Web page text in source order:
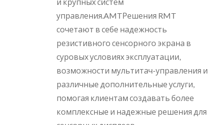
управления.AMTРешения RMT
сочетают в себе надежность
резистивного сенсорного экрана в
суровых условиях эксплуатации,
возможности мультитач-управления и
различные дополнительные услуги,
помогая клиентам создавать более
комплексные и надежные решения для